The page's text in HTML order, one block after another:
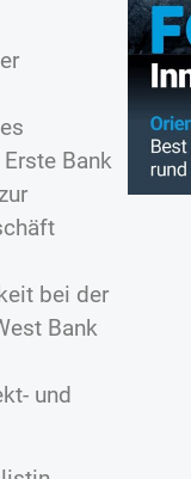
Bank
bei der
Bank
und